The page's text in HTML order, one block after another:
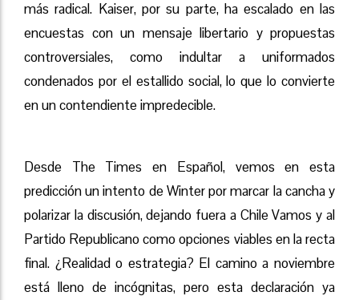
más radical. Kaiser, por su parte, ha escalado en las
encuestas con un mensaje libertario y propuestas
controversiales, como indultar a uniformados
condenados por el estallido social, lo que lo convierte
en un contendiente impredecible.
Desde The Times en Español, vemos en esta
predicción un intento de Winter por marcar la cancha y
polarizar la discusión, dejando fuera a Chile Vamos y al
Partido Republicano como opciones viables en la recta
final. ¿Realidad o estrategia? El camino a noviembre
está lleno de incógnitas, pero esta declaración ya